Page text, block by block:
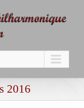
2016